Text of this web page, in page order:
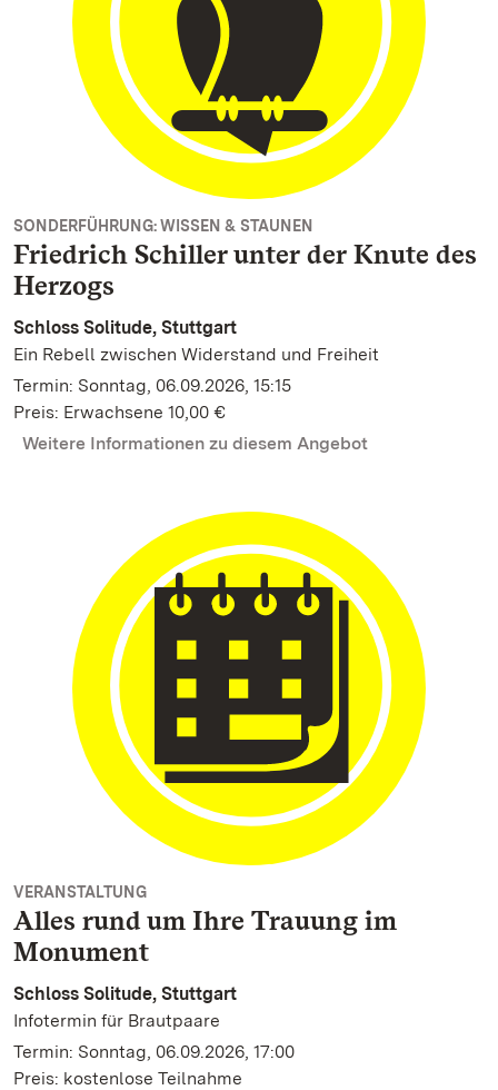
SONDERFÜHRUNG: WISSEN & STAUNEN
Friedrich Schiller unter der Knute des
Herzogs
Schloss Solitude, Stuttgart
Ein Rebell zwischen Widerstand und Freiheit
Termin: Sonntag, 06.09.2026, 15:15
Preis: Erwachsene 10,00 €
Weitere Informationen zu diesem Angebot
VERANSTALTUNG
Alles rund um Ihre Trauung im
Monument
Schloss Solitude, Stuttgart
Infotermin für Brautpaare
Termin: Sonntag, 06.09.2026, 17:00
Preis: kostenlose Teilnahme